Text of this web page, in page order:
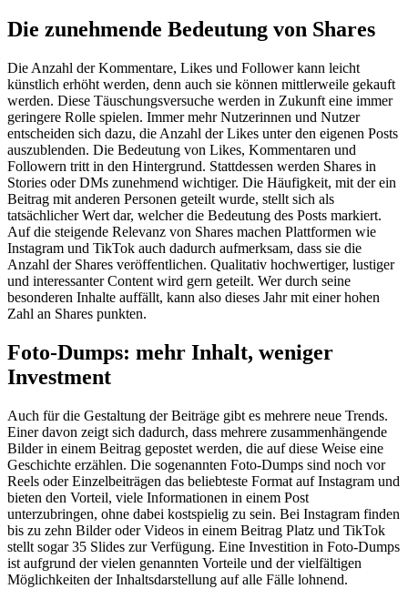
Die zunehmende Bedeutung von Shares
Die Anzahl der Kommentare, Likes und Follower kann leicht
künstlich erhöht werden, denn auch sie können mittlerweile gekauft
werden. Diese Täuschungsversuche werden in Zukunft eine immer
geringere Rolle spielen. Immer mehr Nutzerinnen und Nutzer
entscheiden sich dazu, die Anzahl der Likes unter den eigenen Posts
auszublenden. Die Bedeutung von Likes, Kommentaren und
Followern tritt in den Hintergrund. Stattdessen werden Shares in
Stories oder DMs zunehmend wichtiger. Die Häufigkeit, mit der ein
Beitrag mit anderen Personen geteilt wurde, stellt sich als
tatsächlicher Wert dar, welcher die Bedeutung des Posts markiert.
Auf die steigende Relevanz von Shares machen Plattformen wie
Instagram und TikTok auch dadurch aufmerksam, dass sie die
Anzahl der Shares veröffentlichen. Qualitativ hochwertiger, lustiger
und interessanter Content wird gern geteilt. Wer durch seine
besonderen Inhalte auffällt, kann also dieses Jahr mit einer hohen
Zahl an Shares punkten.
Foto-Dumps: mehr Inhalt, weniger
Investment
Auch für die Gestaltung der Beiträge gibt es mehrere neue Trends.
Einer davon zeigt sich dadurch, dass mehrere zusammenhängende
Bilder in einem Beitrag gepostet werden, die auf diese Weise eine
Geschichte erzählen. Die sogenannten Foto-Dumps sind noch vor
Reels oder Einzelbeiträgen das beliebteste Format auf Instagram und
bieten den Vorteil, viele Informationen in einem Post
unterzubringen, ohne dabei kostspielig zu sein. Bei Instagram finden
bis zu zehn Bilder oder Videos in einem Beitrag Platz und TikTok
stellt sogar 35 Slides zur Verfügung. Eine Investition in Foto-Dumps
ist aufgrund der vielen genannten Vorteile und der vielfältigen
Möglichkeiten der Inhaltsdarstellung auf alle Fälle lohnend.